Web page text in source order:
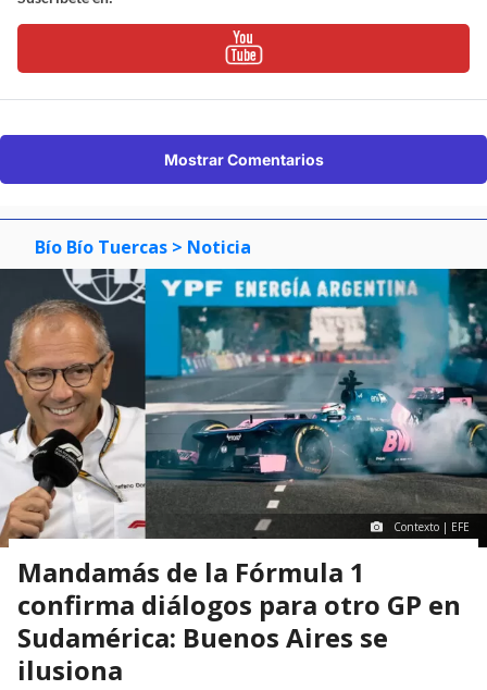
Mostrar Comentarios
Bío Bío Tuercas > Noticia
Contexto | EFE
Mandamás de la Fórmula 1
confirma diálogos para otro GP en
Sudamérica: Buenos Aires se
ilusiona